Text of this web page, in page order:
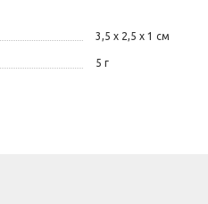
3,5 x 2,5 x 1 см
5 г